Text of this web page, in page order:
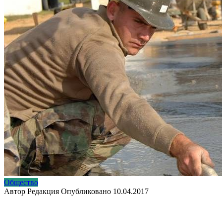
Общество
Автор Редакция Опубликовано 10.04.2017